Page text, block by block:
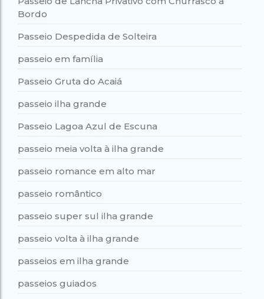
Bordo
Passeio Despedida de Solteira
passeio em família
Passeio Gruta do Acaiá
passeio ilha grande
Passeio Lagoa Azul de Escuna
passeio meia volta à ilha grande
passeio romance em alto mar
passeio romântico
passeio super sul ilha grande
passeio volta à ilha grande
passeios em ilha grande
passeios guiados